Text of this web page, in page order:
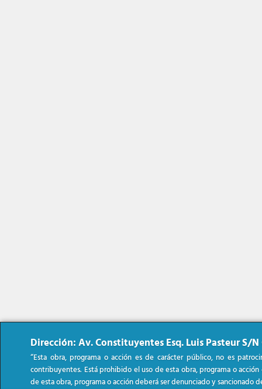
Dirección: Av. Constituyentes Esq. Luis Pasteur S/
“Esta obra, programa o acción es de carácter público, no es
contribuyentes. Está prohibido el uso de esta obra, programa o
de esta obra, programa o acción deberá ser denunciado y